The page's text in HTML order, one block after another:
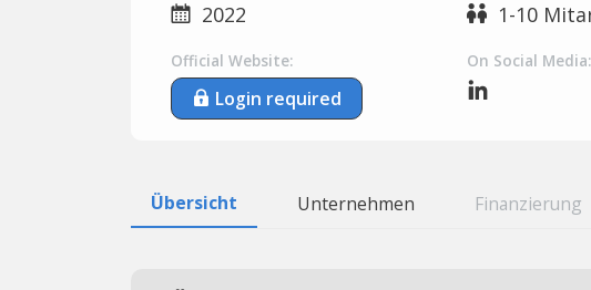
2022 1-10
Official Website:
Login required
On Social Media:
Übersicht Unternehmen Finanzierung